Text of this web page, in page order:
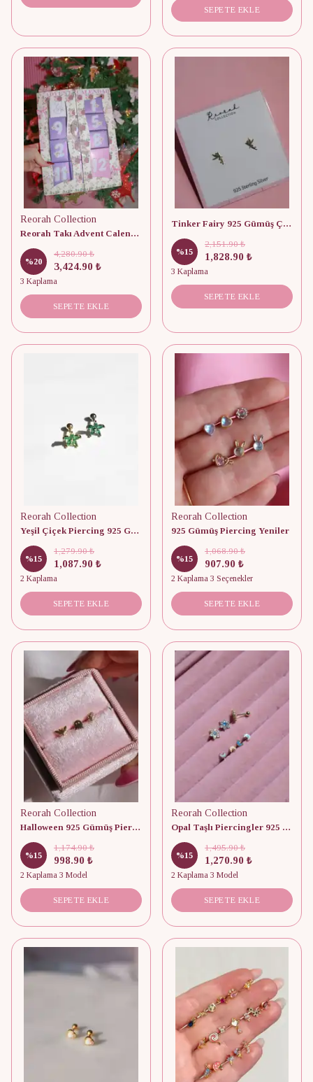
SEPETE EKLE
Reorah Collection
Reorah Takı Advent Calendar 12 Adet
%20
4,280.90 ₺
3,424.90 ₺
3 Kaplama
SEPETE EKLE
Tinker Fairy 925 Gümüş Çivi Küpe
%15
2,151.90 ₺
1,828.90 ₺
3 Kaplama
SEPETE EKLE
Reorah Collection
Yeşil Çiçek Piercing 925 Gümüş
%15
1,279.90 ₺
1,087.90 ₺
2 Kaplama
SEPETE EKLE
Reorah Collection
925 Gümüş Piercing Yeniler
%15
1,068.90 ₺
907.90 ₺
2 Kaplama 3 Seçenekler
SEPETE EKLE
Reorah Collection
Halloween 925 Gümüş Piercing
%15
1,174.90 ₺
998.90 ₺
2 Kaplama 3 Model
SEPETE EKLE
Reorah Collection
Opal Taşlı Piercingler 925 Gümüş
%15
1,495.90 ₺
1,270.90 ₺
2 Kaplama 3 Model
SEPETE EKLE